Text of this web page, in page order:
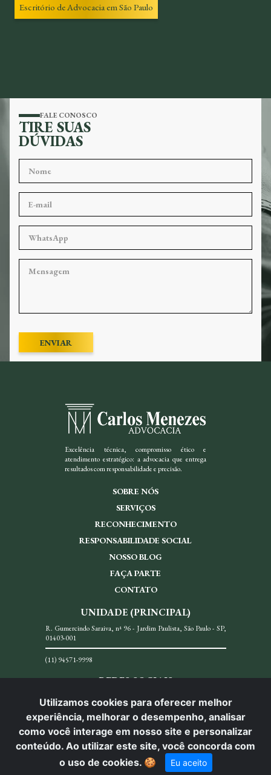
Escritório de Advocacia em São Paulo
FALE CONOSCO
TIRE SUAS
DÚVIDAS
ENVIAR
Utilizamos cookies para oferecer melhor
experiência, melhorar o desempenho, analisar
como você interage em nosso site e personalizar
conteúdo. Ao utilizar este site, você concorda com
o uso de cookies. 🍪 Eu aceito
Excelência técnica, compromisso ético e
atendimento estratégico: a advocacia que entrega
resultados com responsabilidade e precisão.
SOBRE NÓS
SERVIÇOS
RECONHECIMENTO
RESPONSABILIDADE SOCIAL
NOSSO BLOG
FAÇA PARTE
CONTATO
UNIDADE (PRINCIPAL)
R. Gumercindo Saraiva, nª 96 - Jardim Paulista, São Paulo - SP,
01403-001
(11) 94571-9998
REDES SOCIAIS
© Carlos Menezes Advocacia. Todos os direitos reservados.
Desenvolvido por: